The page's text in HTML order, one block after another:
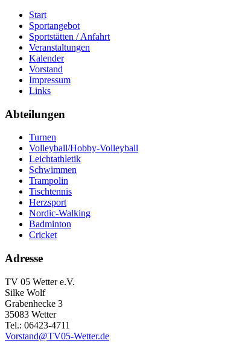
Start
Sportangebot
Sportstätten / Anfahrt
Veranstaltungen
Kalender
Vorstand
Impressum
Links
Abteilungen
Turnen
Volleyball/Hobby-Volleyball
Leichtathletik
Schwimmen
Trampolin
Tischtennis
Herzsport
Nordic-Walking
Badminton
Cricket
Adresse
TV 05 Wetter e.V.
Silke Wolf
Grabenhecke 3
35083 Wetter
Tel.: 06423-4711
Vorstand@TV05-Wetter.de